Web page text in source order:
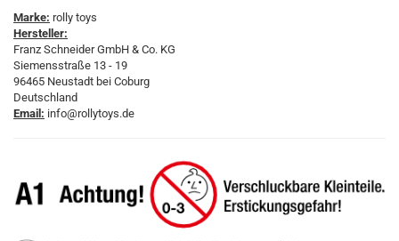
Marke: rolly toys
Hersteller:
Franz Schneider GmbH & Co. KG
Siemensstraße 13 - 19
96465 Neustadt bei Coburg
Deutschland
Email: info@rollytoys.de